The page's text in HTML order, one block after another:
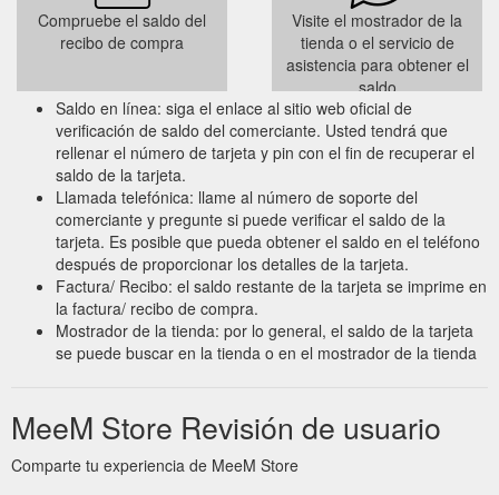
Compruebe el saldo del
recibo de compra
Visite el mostrador de la
tienda o el servicio de
asistencia para obtener el
saldo
Saldo en línea: siga el enlace al sitio web oficial de
verificación de saldo del comerciante. Usted tendrá que
rellenar el número de tarjeta y pin con el fin de recuperar el
saldo de la tarjeta.
Llamada telefónica: llame al número de soporte del
comerciante y pregunte si puede verificar el saldo de la
tarjeta. Es posible que pueda obtener el saldo en el teléfono
después de proporcionar los detalles de la tarjeta.
Factura/ Recibo: el saldo restante de la tarjeta se imprime en
la factura/ recibo de compra.
Mostrador de la tienda: por lo general, el saldo de la tarjeta
se puede buscar en la tienda o en el mostrador de la tienda
MeeM Store Revisión de usuario
Comparte tu experiencia de MeeM Store